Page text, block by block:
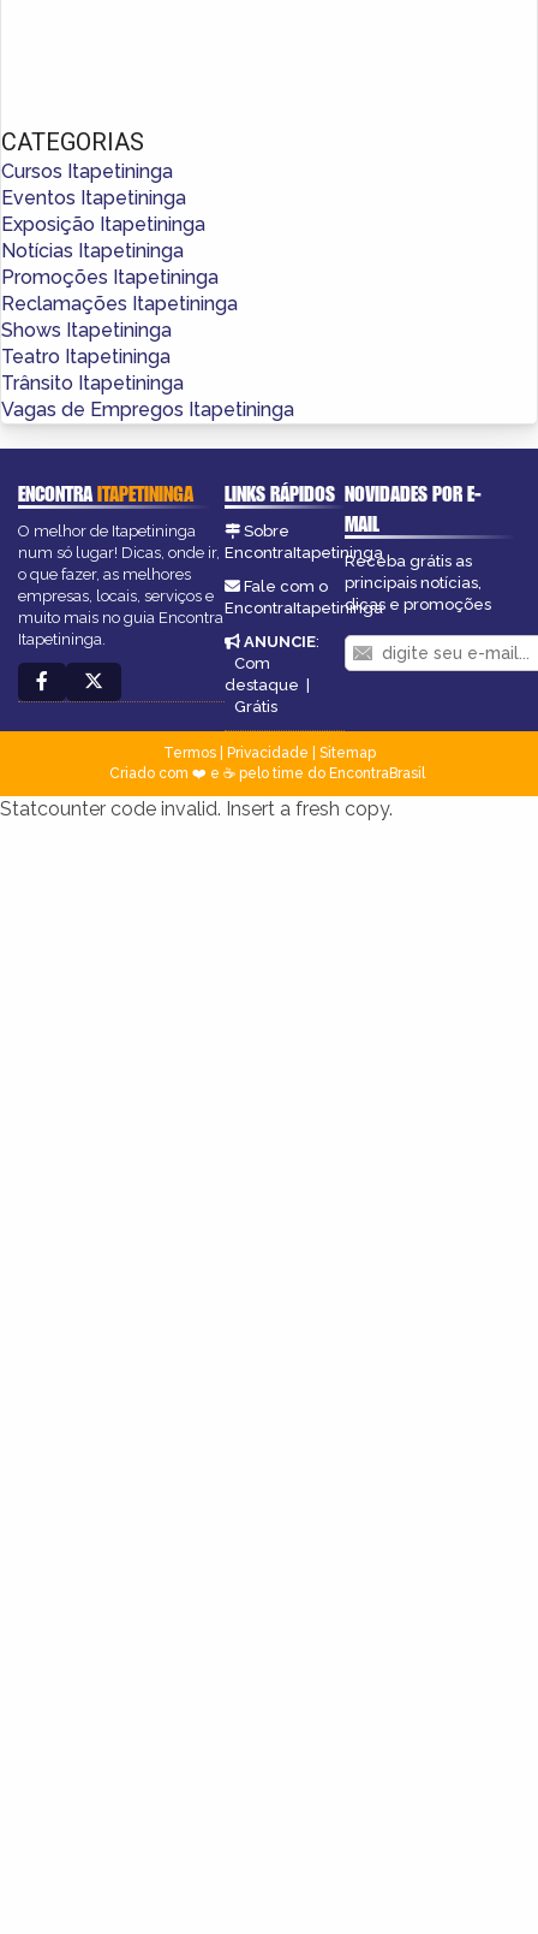
CATEGORIAS
Cursos Itapetininga
Eventos Itapetininga
Exposição Itapetininga
Notícias Itapetininga
Promoções Itapetininga
Reclamações Itapetininga
Shows Itapetininga
Teatro Itapetininga
Trânsito Itapetininga
Vagas de Empregos Itapetininga
ENCONTRAITAPETININGA
O melhor de Itapetininga
num só lugar! Dicas, onde ir,
o que fazer, as melhores
empresas, locais, serviços e
muito mais no guia Encontra
Itapetininga.
LINKS RÁPIDOS
Sobre
EncontraItapetininga
Fale com o
EncontraItapetininga
ANUNCIE:
Com
destaque
Grátis
NOVIDADES POR E-
MAIL
Receba grátis as
principais notícias,
dicas e promoções
Termos| Privacidade
Sitemap
Criado com ❤️ e ☕ pelo time do EncontraBrasil
Statcounter code invalid. Insert a fresh copy.